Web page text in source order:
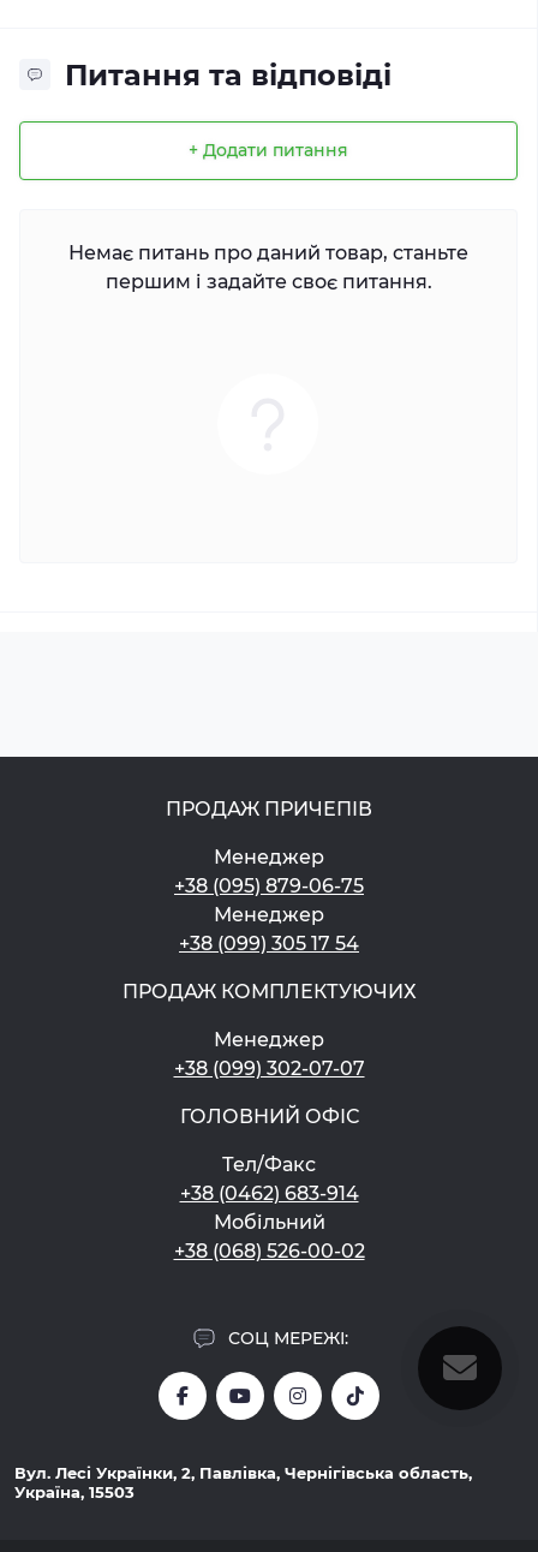
Питання та відповіді
+ Додати питання
Немає питань про даний товар, станьте
першим і задайте своє питання.
ПРОДАЖ ПРИЧЕПІВ
Менеджер
+38 (095) 879-06-75
Менеджер
+38 (099) 305 17 54
ПРОДАЖ КОМПЛЕКТУЮЧИХ
Менеджер
+38 (099) 302-07-07
ГОЛОВНИЙ ОФІС
Тел/Факс
+38 (0462) 683-914
Мобільний
+38 (068) 526-00-02
СОЦ МЕРЕЖІ:
Вул. Лесі Українки, 2, Павлівка, Чернігівська область,
Україна, 15503